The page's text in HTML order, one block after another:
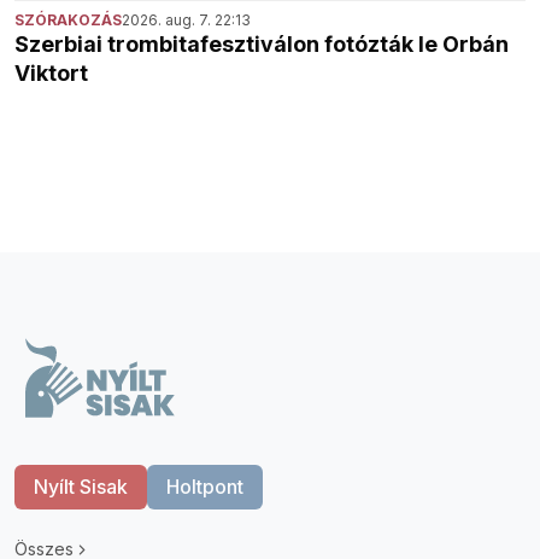
SZÓRAKOZÁS2026. aug. 7. 22:13
Szerbiai trombitafesztiválon fotózták le Orbán
Viktort
Nyílt Sisak Holtpont
Összes